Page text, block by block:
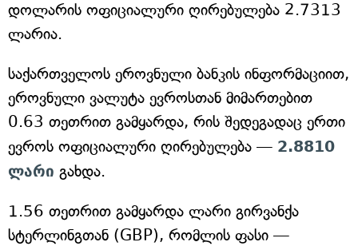
დოლარის ოფიციალური ღირებულება 2.7313
ლარია.
საქართველოს ეროვნული ბანკის ინფორმაციით,
ეროვნული ვალუტა ევროსთან მიმართებით
0.63 თეთრით გამყარდა, რის შედეგადაც ერთი
ევროს ოფიციალური ღირებულება — 2.8810
ლარი გახდა.
1.56 თეთრით გამყარდა ლარი გირვანქა
სტერლინგთან (GBP), რომლის ფასი —